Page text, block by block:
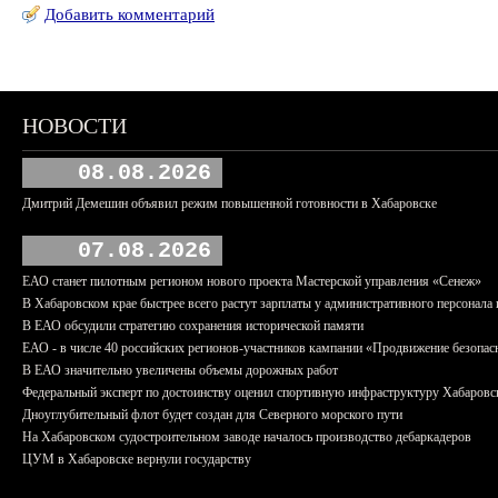
Добавить комментарий
НОВОСТИ
08.08.2026
Дмитрий Демешин объявил режим повышенной готовности в Хабаровске
07.08.2026
ЕАО станет пилотным регионом нового проекта Мастерской управления «Сенеж»
В Хабаровском крае быстрее всего растут зарплаты у административного персонала
В ЕАО обсудили стратегию сохранения исторической памяти
ЕАО - в числе 40 российских регионов-участников кампании «Продвижение
В ЕАО значительно увеличены объемы дорожных работ
Федеральный эксперт по достоинству оценил спортивную инфраструктуру
Дноуглубительный флот будет создан для Северного морского пути
На Хабаровском судостроительном заводе началось производство дебаркадеров
ЦУМ в Хабаровске вернули государству